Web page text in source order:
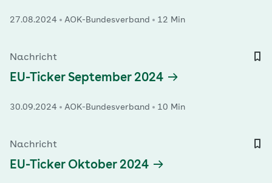
27.08.2024 AOK-Bundesverband 12 Min
Nachricht
EU-Ticker September 2024
30.09.2024 AOK-Bundesverband 10 Min
Nachricht
EU-Ticker Oktober 2024